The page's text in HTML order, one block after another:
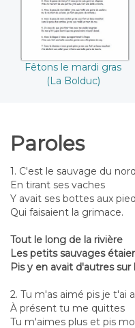
Fêtons le mardi gras
(La Bolduc)
Paroles
1. C'est le sauvage du nord
En tirant ses vaches
Y avait ses bottes aux
Qui faisaient la grimace.
Tout le long de la rivière
Les petits sauvages
Pis y en avait d'autres
2. Tu m'as aimé pis je t'ai
À présent tu me quittes
Tu m'aimes plus et pis